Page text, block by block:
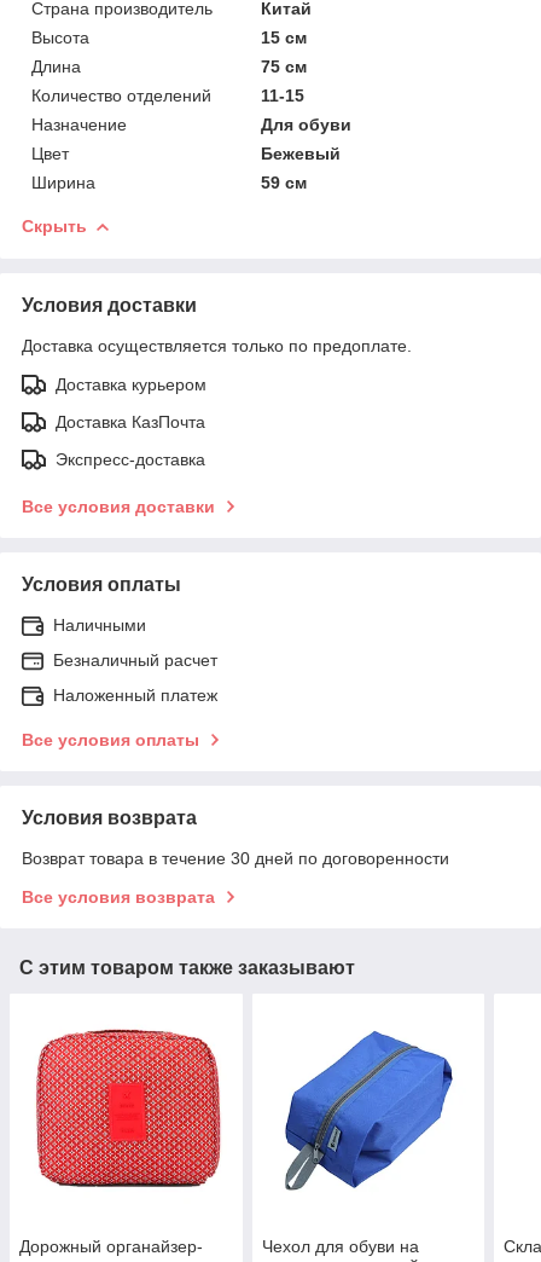
Страна производитель
Китай
Высота
15 см
Длина
75 см
Количество отделений
11-15
Назначение
Для обуви
Цвет
Бежевый
Ширина
59 см
Скрыть
Условия доставки
Доставка осуществляется только по предоплате.
Доставка курьером
Доставка КазПочта
Экспресс-доставка
Все условия доставки
Условия оплаты
Наличными
Безналичный расчет
Наложенный платеж
Все условия оплаты
Условия возврата
Возврат товара в течение 30 дней по договоренности
Все условия возврата
С этим товаром также заказывают
Дорожный органайзер-
Чехол для обуви на